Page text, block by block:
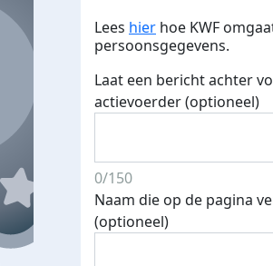
Lees hier hoe KWF
persoonsgegevens.
Laat een bericht achter
actievoerder (optioneel)
0/150
Naam die op de pagina
(optioneel)